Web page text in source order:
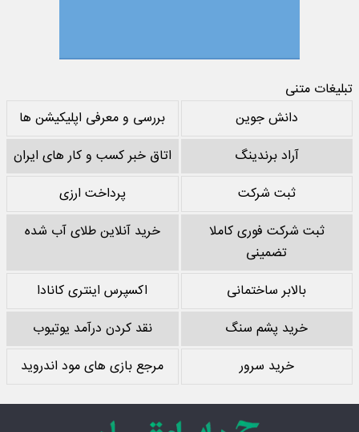
تبلیغات متنی
دانش جوین
بررسی و معرفی اپلیکیشن ها
آراد برندینگ
اتاق خبر کسب و کار های ایران
ثبت شرکت
پرداخت ارزی
ثبت شرکت فوری کاملا
تضمینی
خرید آنلاین طلای آب شده
بالابر ساختمانی
اکسپرس اینتری کانادا
خرید پشم سنگ
نقد کردن درآمد یوتیوب
خرید سرور
مرجع بازی های مود اندروید